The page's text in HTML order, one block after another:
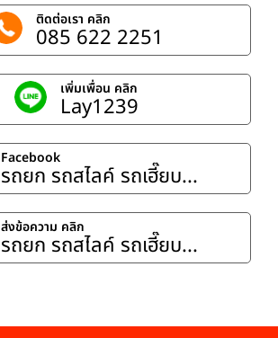
ติดต่อเรา คลิก
085 622 2251
เพิ่มเพื่อน คลิก
Lay1239
Facebook
รถยก รถสไลค์ รถเฮี๊ยบ...
ส่งข้อความ คลิก
รถยก รถสไลค์ รถเฮี๊ยบ...